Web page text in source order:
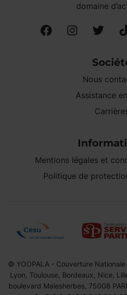
domaine
Nous
Assistance
Mentions légales et
Politique de
© YOOPALA - Couverture Nationale
Lyon, Toulouse, Bordeaux, Nice,
boulevard Malesherbes, 75008